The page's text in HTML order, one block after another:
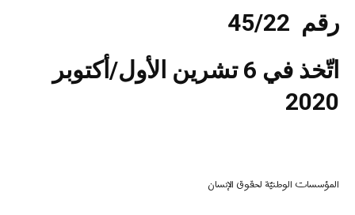
رقم 45/22
اتّخذ في 6 تشرين الأول/أكتوبر
2020
المؤسسات الوطنيّة لحقوق الإنسان